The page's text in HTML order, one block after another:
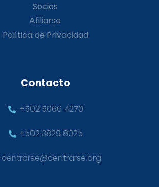
Socios
Afiliarse
Política de Privacidad
Contacto
+502 5066 4270
+502 3829 8025
centrarse@centrarse.org